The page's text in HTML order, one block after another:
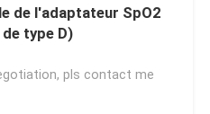
de l'adaptateur SpO2
type D)
pls contact me